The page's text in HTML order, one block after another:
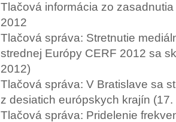
Tlačová informácia zo
2012
Tlačová správa: Stretnutie
strednej Európy CERF 2012 sa
2012)
Tlačová správa: V Bratislave sa
z desiatich európskych krajín (17.
Tlačová správa: Pridelenie